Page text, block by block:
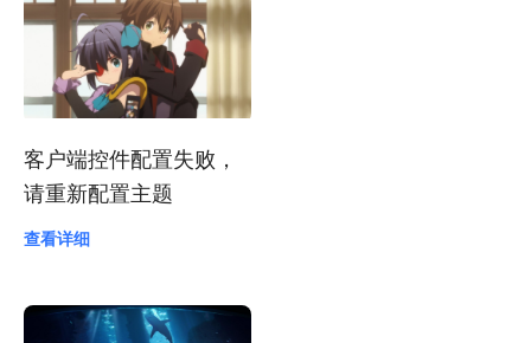
客户端控件配置失败，
请重新配置主题
查看详细